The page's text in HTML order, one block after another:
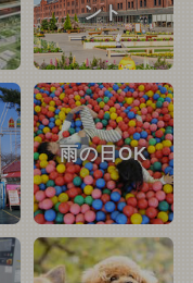
ント
雨の日OK